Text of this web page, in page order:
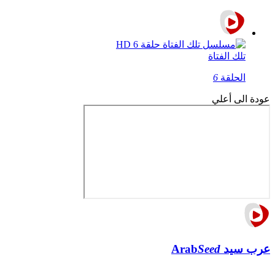
تلك الفتاة
الحلقة 6
عودة الى أعلي
عرب سيد ArabSeed